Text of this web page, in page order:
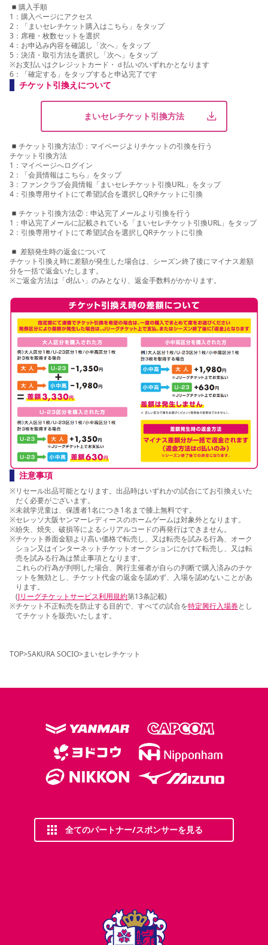
◾️購入手順
1：購入ページにアクセス
2：「まいセレチケット購入はこちら」をタップ
3：席種・枚数セットを選択
4：お申込み内容を確認し「次へ」をタップ
5：決済・取引方法を選択し「次へ」をタップ
※お支払いはクレジットカード・ｄ払いのいずれかとなります
6：「確定する」をタップすると申込完了です
チケット引換えについて
まいセレチケット引換方法
◾️チケット引換方法①：マイページよりチケットの引換を行う
チケット引換方法
1：マイページへログイン
2：「会員情報はこちら」をタップ
3：ファンクラブ会員情報「まいセレチケット引換URL」をタップ
4：引換専用サイトにて希望試合を選択しQRチケットに引換
◾️チケット引換方法②：申込完了メールより引換を行う
1：申込完了メールに記載されている「まいセレチケット引換URL」をタップ
2：引換専用サイトにて希望試合を選択しQRチケットに引換
◾️ 差額発生時の返金について
チケット引換え時に差額が発生した場合は、シーズン終了後にマイナス差額
分を一括で返金いたします。
※ご返金方法は「d払い」のみとなり、返金手数料がかかります。
注意事項
※リセール出品可能となります。出品時はいずれかの試合にてお引換えいた
だく必要がございます。
※未就学児童は、保護者1名につき1名まで膝上無料です。
※セレッソ大阪ヤンマーレディースのホームゲームは対象外となります。
※紛失、焼失、破損等によるシリアルコードの再発行はできません。
※チケット券面金額より高い価格で転売し、又は転売を試みる行為、オーク
ション又はインターネットチケットオークションにかけて転売し、又は転
売を試みる行為は禁止事項となります。
これらの行為が判明した場合、興行主催者が自らの判断で購入済みのチケ
ットを無効とし、チケット代金の返金を認めず、入場を認めないことがあ
ります。
(Jリーグチケットサービス利用規約第13条記載)
※チケット不正転売を防止する目的で、すべての試合を特定興行入場券とし
てチケットを販売いたします。
TOP>SAKURA SOCIO>まいセレチケット
全てのパートナー/スポンサーを見る